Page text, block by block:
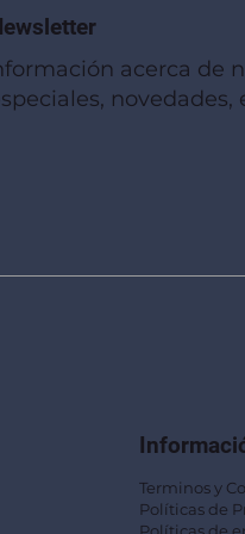
acerca de
novedades,
Terminos y
Políticas de